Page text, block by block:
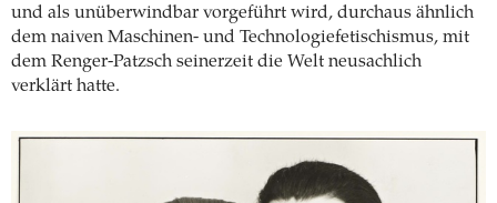
und als unüberwindbar vorgeführt wird, durchaus ähnlich
dem naiven Maschinen- und Technologiefetischismus, mit
dem Renger-Patzsch seinerzeit die Welt neusachlich
verklärt hatte.